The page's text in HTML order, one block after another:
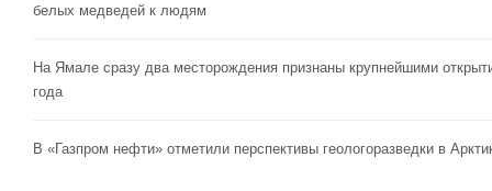
белых медведей к людям
На Ямале сразу два месторождения признаны крупнейшими
года
В «Газпром нефти» отметили перспективы геологоразведки в